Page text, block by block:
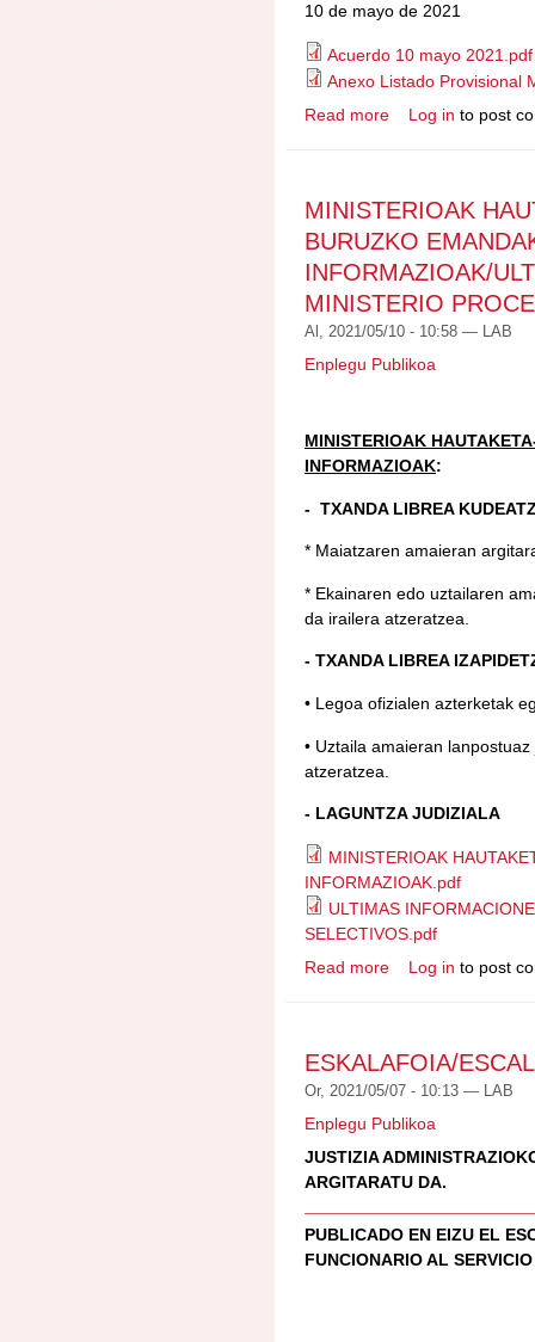
10 de mayo de 2021
Acuerdo 10 mayo 2021.pdf
Anexo Listado Provisional
Read more about ACUERDO
Log in to post
MINISTERIOAK
BURUZKO
INFORMAZIOAK/
MINISTERIO
Al, 2021/05/10 - 10:58 — LAB
Enplegu Publikoa
MINISTERIOAK
INFORMAZIOAK:
- TXANDA LIBREA
* Maiatzaren amaieran
* Ekainaren edo uztailaren
da irailera atzeratzea.
- TXANDA LIBREA
• Legoa ofizialen azterketak
• Uztaila amaieran
atzeratzea.
- LAGUNTZA JUDIZIALA
MINISTERIOAK
INFORMAZIOAK.pdf
ULTIMAS
SELECTIVOS.pdf
Read more about
Log in to post
ESKALAFOIA/
Or, 2021/05/07 - 10:13 — LAB
Enplegu Publikoa
JUSTIZIA
ARGITARATU DA.
PUBLICADO EN EIZU EL
FUNCIONARIO AL